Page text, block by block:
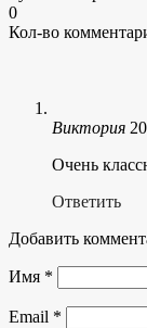
0
Кол-во
Виктория
Очень
Ответить
Добавить
Имя *
Email *